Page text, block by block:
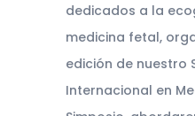
dedicados a la
medicina fetal,
edición de nuestro
Internacional en